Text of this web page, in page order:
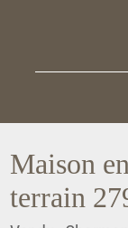
Maison
terrain